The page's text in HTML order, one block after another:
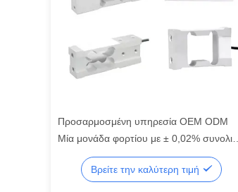
Προσαρμοσμένη υπηρεσία OEM ODM
Μία μονάδα φορτίου με ± 0,02% συνολικό
σφάλμα
Βρείτε την καλύτερη τιμή